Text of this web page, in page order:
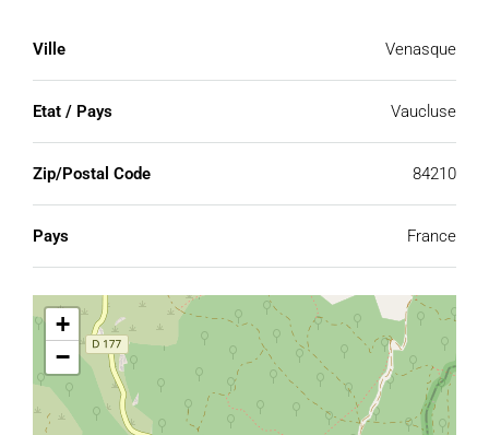
Ville Venasque
Etat / Pays Vaucluse
Zip/Postal Code 84210
Pays France
+
−